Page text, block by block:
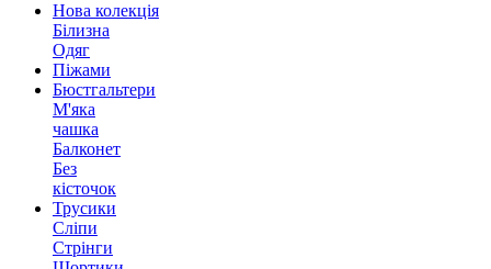
Нова колекція
Білизна
Одяг
Піжами
Бюстгальтери
М'яка
чашка
Балконет
Без
кісточок
Трусики
Сліпи
Стрінги